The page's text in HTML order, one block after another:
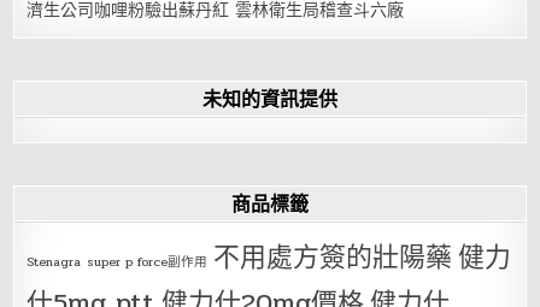
濟生公司咖哩粉驗出蘇丹紅 雲林衛生局稽查斗六廠
未知的資訊提供
商品標籤
Stenagra super p force副作用 不用處方簽的壯陽藥健力